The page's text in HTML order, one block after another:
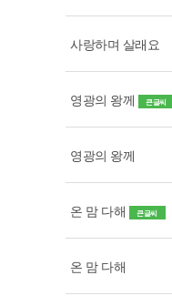
사랑하며 살래요
영광의 왕께 큰글씨
영광의 왕께
온 맘 다해 큰글씨
온 맘 다해